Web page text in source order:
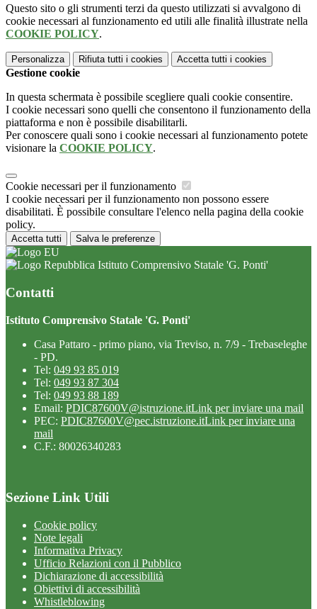
Questo sito o gli strumenti terzi da questo utilizzati si avvalgono di
cookie necessari al funzionamento ed utili alle finalità illustrate nella
COOKIE POLICY.
Personalizza Rifiuta tutti i cookies Accetta tutti i cookies
Gestione cookie
In questa schermata è possibile scegliere quali cookie consentire.
I cookie necessari sono quelli che consentono il funzionamento della
piattaforma e non è possibile disabilitarli.
Per conoscere quali sono i cookie necessari al funzionamento potete
visionare la COOKIE POLICY.
Cookie necessari per il funzionamento
I cookie necessari per il funzionamento non possono essere
disabilitati. È possibile consultare l'elenco nella pagina della cookie
policy.
Accetta tutti Salva le preferenze
Istituto Comprensivo Statale 'G. Ponti'
Contatti
Istituto Comprensivo Statale 'G. Ponti'
Casa Pattaro - primo piano, via Treviso, n. 7/9 - Trebaseleghe
- PD.
Tel: 049 93 85 019
Tel: 049 93 87 304
Tel: 049 93 88 189
Email: PDIC87600V@istruzione.itLink per inviare una mail
PEC: PDIC87600V@pec.istruzione.itLink per inviare una
mail
C.F.: 80026340283
Sezione Link Utili
Cookie policy
Note legali
Informativa Privacy
Ufficio Relazioni con il Pubblico
Dichiarazione di accessibilità
Obiettivi di accessibilità
Whistleblowing